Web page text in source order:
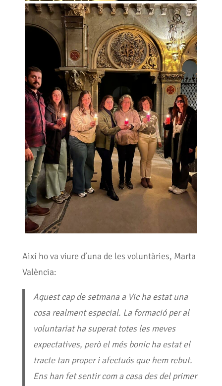
Així ho va viure d’una de les voluntàries, Marta
València:
Aquest cap de setmana a Vic ha estat una
cosa realment especial. La formació per al
voluntariat ha superat totes les meves
expectatives, però el més bonic ha estat el
tracte tan proper i afectuós que hem rebut.
Ens han fet sentir com a casa des del primer